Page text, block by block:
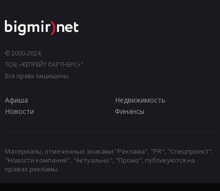
© 2000-2024,
ТОВ «КЕПРЕЙТ ПАРТНЕРС»".
Все права защищены.
Афиша
Недвижимость
Новости
Финансы
Материалы, отмеченные знаками "Реклама", "PR", "Спецпроект",
"Новости компаний", "Актуально", "Промо", публикуются на
правах рекламы.